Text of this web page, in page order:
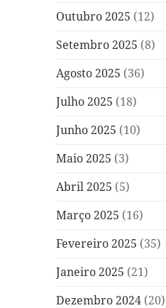
Outubro 2025 (12)
Setembro 2025 (8)
Agosto 2025 (36)
Julho 2025 (18)
Junho 2025 (10)
Maio 2025 (3)
Abril 2025 (5)
Março 2025 (16)
Fevereiro 2025 (35)
Janeiro 2025 (21)
Dezembro 2024 (20)